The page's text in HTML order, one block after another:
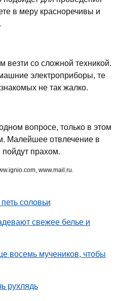
в меру красноречивы и
везти со сложной техникой.
электроприборы, те
не так жалко.
вопросе, только в этом
Малейшее отвлечение в
прахом.
www.mail.ru.
соловьи
свежее белье и
восемь мучеников, чтобы
рухлядь